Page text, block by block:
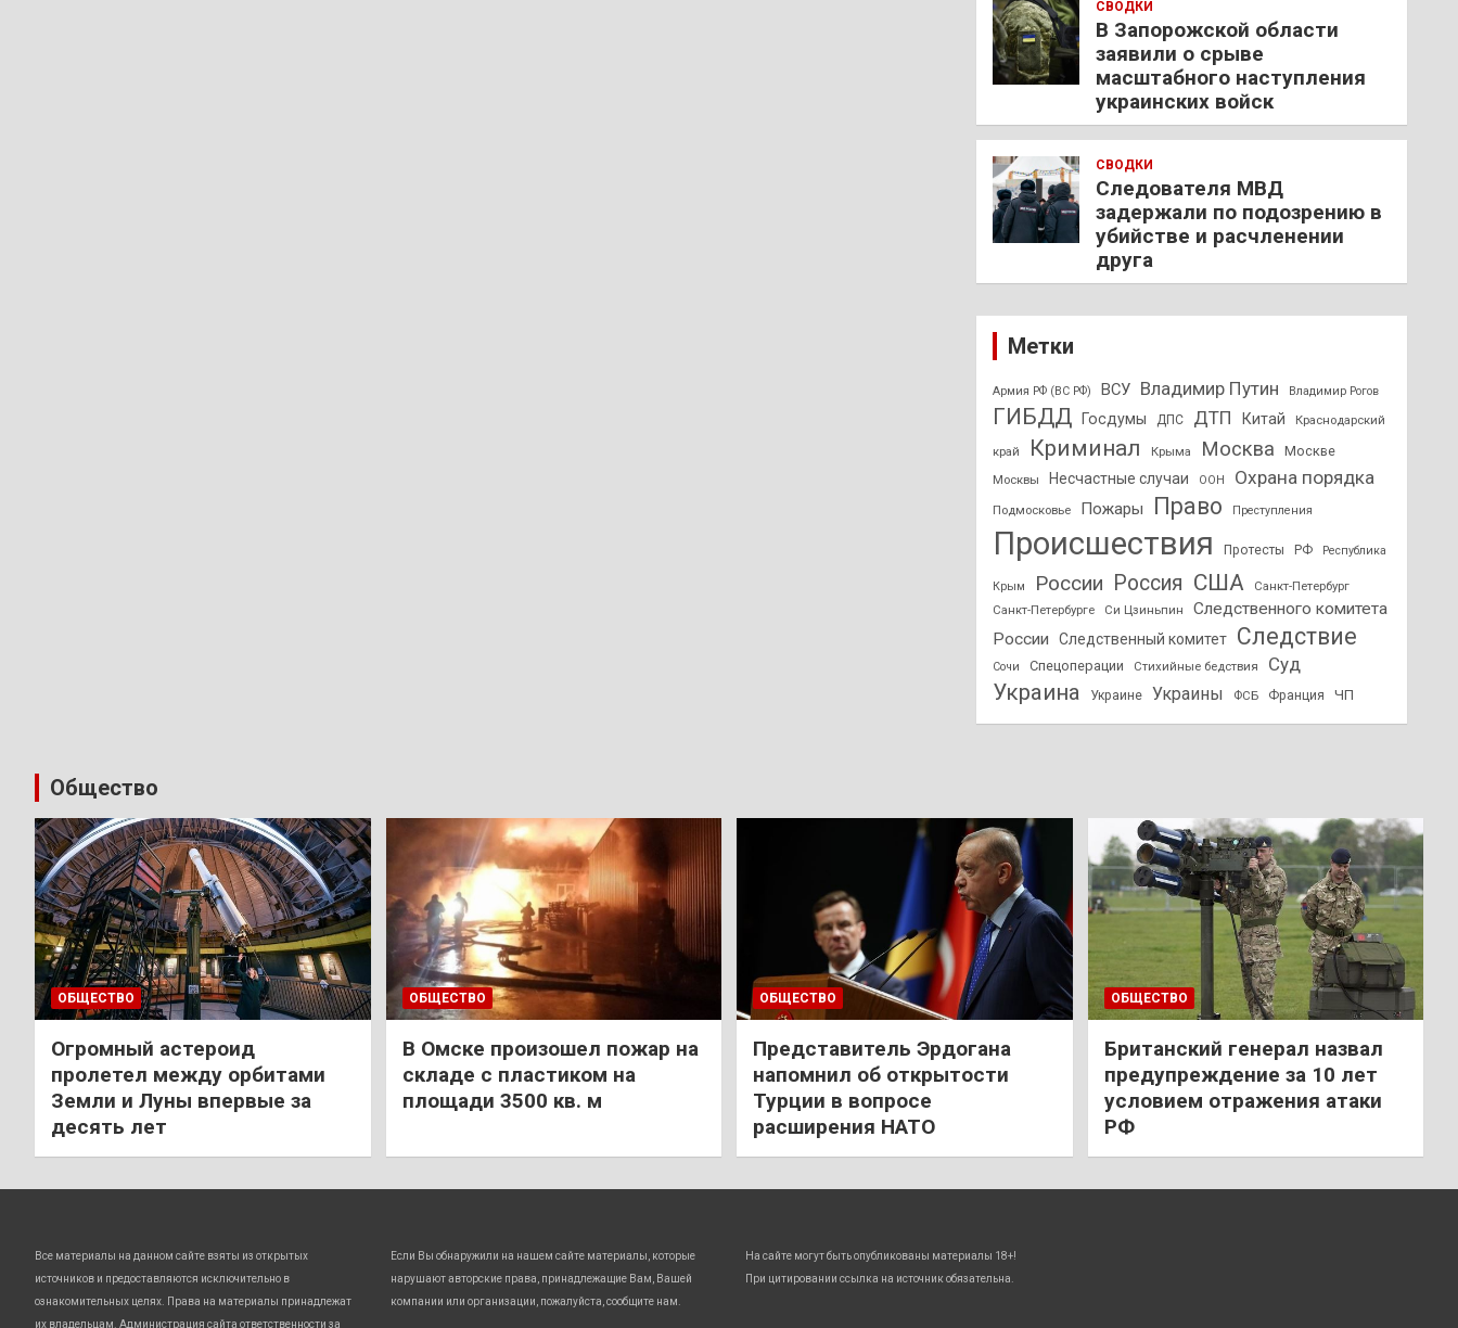
СВОДКИ
В Запорожской области
заявили о срыве
масштабного наступления
украинских войск
СВОДКИ
Следователя МВД
задержали по подозрению в
убийстве и расчленении
друга
Метки
Армия РФ (ВС РФ) ВСУ Владимир Путин Владимир Рогов
ГИБДД Госдумы ДПС ДТП Китай Краснодарский
край Криминал Крыма Москва Москве
Москвы Несчастные случаи ООН Охрана порядка
Подмосковье Пожары Право Преступления
Происшествия Протесты РФ Республика
Крым России Россия США
Санкт-Петербург
Санкт-Петербурге
Си Цзиньпин
Следственного комитета
России
Следственный комитет Следствие
Сочи Спецоперации Стихийные бедствия Суд
Украина Украине Украины ФСБ Франция ЧП
Общество
ОБЩЕСТВО
Огромный астероид
пролетел между орбитами
Земли и Луны впервые за
десять лет
ОБЩЕСТВО
В Омске произошел пожар на
складе с пластиком на
площади 3500 кв. м
ОБЩЕСТВО
Представитель Эрдогана
напомнил об открытости
Турции в вопросе
расширения НАТО
ОБЩЕСТВО
Британский генерал назвал
предупреждение за 10 лет
условием отражения атаки
РФ
Все материалы на данном сайте взяты из открытых
источников и предоставляются исключительно в
ознакомительных целях. Права на материалы принадлежат
их владельцам. Администрация сайта ответственности за
Если Вы обнаружили на нашем сайте материалы, которые
нарушают авторские права, принадлежащие Вам, Вашей
компании или организации, пожалуйста, сообщите нам.
На сайте могут быть опубликованы материалы 18+!
При цитировании ссылка на источник обязательна.